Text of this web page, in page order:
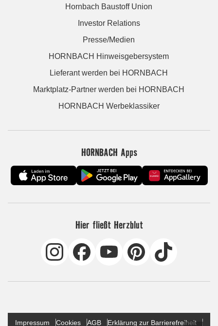
Hornbach Baustoff Union
Investor Relations
Presse/Medien
HORNBACH Hinweisgebersystem
Lieferant werden bei HORNBACH
Marktplatz-Partner werden bei HORNBACH
HORNBACH Werbeklassiker
HORNBACH Apps
Hier fließt Herzblut
Impressum Cookies AGB Erklärung zur Barrierefreiheit